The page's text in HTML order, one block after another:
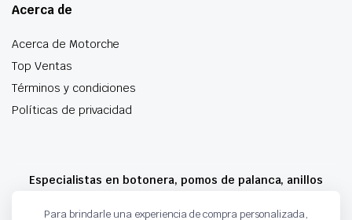
Acerca de
Acerca de Motorche
Top Ventas
Términos y condiciones
Políticas de privacidad
Especialistas en botonera, pomos de palanca, anillos
Para brindarle una experiencia de compra personalizada,